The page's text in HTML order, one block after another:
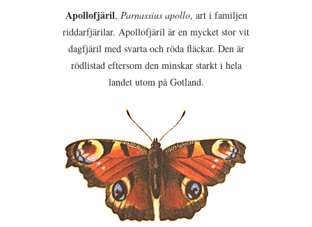
Apollofjäril, Parnassius apollo, art i familjen
riddarfjärilar. Apollofjäril är en mycket stor vit
dagfjäril med svarta och röda fläckar. Den är
rödlistad eftersom den minskar starkt i hela
landet utom på Gotland.